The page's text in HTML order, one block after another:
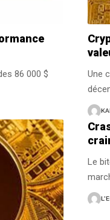
86 000 $
Une
Le